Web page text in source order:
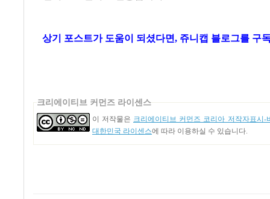
상기 포스트가 도움이 되셨다면, 쥬니캡 블로그를 구
크리에이티브 커먼즈 라이센스
이 저작물은 크리에이티브 커먼즈 코리아 저작자표시-
대한민국 라이센스에 따라 이용하실 수 있습니다.